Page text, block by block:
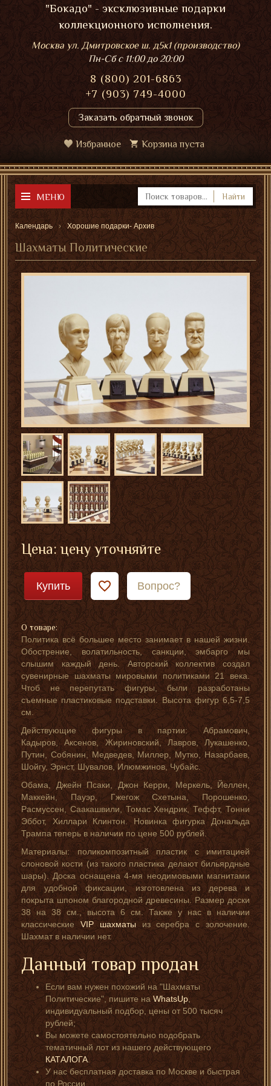
"Бокадо" - эксклюзивные подарки
коллекционного исполнения.
Москва ул. Дмитровское ш. д5к1 (производство)
Пн-Сбс 11:00 до 20:00
8 (800) 201-6863
+7 (903) 749-4000
Заказать обратный звонок
Избранное Корзина пуста
МЕНЮ Найти
Календарь Хорошие подарки- Архив
Шахматы Политические
Цена: цену уточняйте
Купить Вопрос?
О товаре:
Политика всё большее место занимает в нашей жизни.
Обострение, волатильность, санкции, эмбарго мы
слышим каждый день. Авторский коллектив создал
сувенирные шахматы мировыми политиками 21 века.
Чтоб не перепутать фигуры, были разработаны
съемные пластиковые подставки. Высота фигур 6,5-7,5
см.
Действующие фигуры в партии: Абрамович,
Кадыров, Аксенов, Жириновский, Лавров, Лукашенко,
Путин, Собянин, Медведев, Миллер, Мутко, Назарбаев,
Шойгу, Эрнст, Шувалов, Илюмжинов, Чубайс.
Обама, Джейн Псаки, Джон Керри, Меркель, Йеллен,
Маккейн, Пауэр, Гжегож Схетына, Порошенко,
Расмуссен, Саакашвили, Томас Хендрик, Теффт, Тонни
Эббот, Хиллари Клинтон. Новинка фигурка Дональда
Трампа теперь в наличии по цене 500 рублей.
Материалы: поликомпозитный пластик с имитацией
слоновой кости (из такого пластика делают бильярдные
шары). Доска оснащена 4-мя неодимовыми магнитами
для удобной фиксации, изготовлена из дерева и
покрыта шпоном благородной древесины. Размер доски
38 на 38 см., высота 6 см. Также у нас в наличии
классические VIP шахматыиз серебра с золочение.
Шахмат в наличии нет.
Данный товар продан
Если вам нужен похожий на "Шахматы
Политические", пишите наWhatsUp,
индивидуальный подбор, цены от 500 тысяч
рублей;
Вы можете самостоятельно подобрать
тематичный лот из нашего действующего
КАТАЛОГА.
У нас бесплатная доставка по Москве и быстрая
по России.